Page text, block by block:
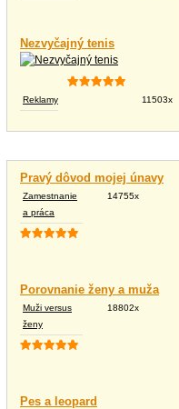
Nezvyčajný tenis
Reklamy 11503x
Pravý dôvod mojej únavy
Zamestnanie
a práca
14755x
Porovnanie ženy a muža
Muži versus
ženy
18802x
Pes a leopard